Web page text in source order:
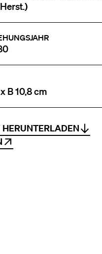
B 10,8 cm